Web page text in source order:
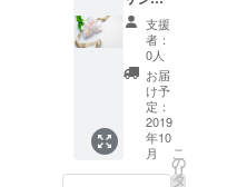
ロッパ
(コソボ)
で撮影
した現
地の写
真を使
用致し
ます。
ルカレ
ンダー
・お礼
のお手
ヨー
ロッパ
で行わ
れる世
界大会
支援
者：
0人
お届
け予
定：
2019
年10
月
こ
の
リ
タ